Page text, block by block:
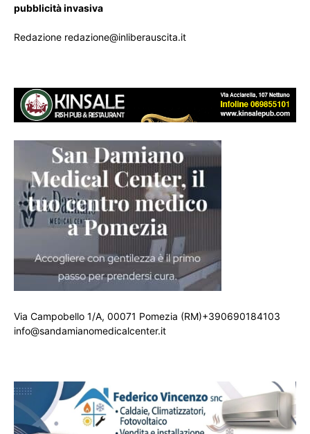
pubblicità invasiva
Redazione redazione@inliberauscita.it
Via Campobello 1/A, 00071 Pomezia (RM)+390690184103
info@sandamianomedicalcenter.it